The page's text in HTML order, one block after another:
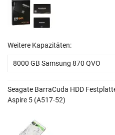
Weitere Kapazitäten:
8000 GB Samsung 870 QVO
Seagate BarraCuda HDD
Aspire 5 (A517-52)